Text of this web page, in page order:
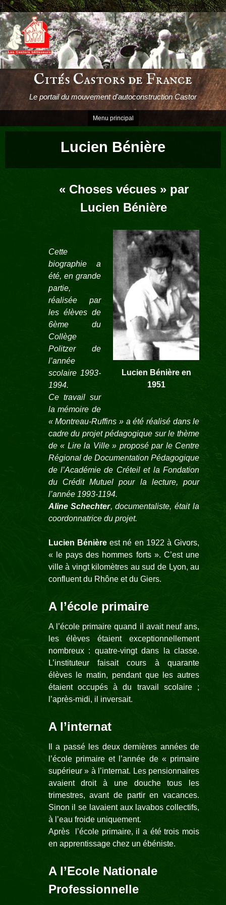
1
Passer
le
contenu
Cités Castors de France
Le portail du mouvement d'autoconstruction Castor
Menu principal
Lucien Bénière
« Choses vécues » par
Lucien Bénière
Lucien Bénière en
1951
Cette
biographie a
été, en grande
partie,
réalisée par
les élèves de
6ème du
Collège
Politzer de
l’année
scolaire 1993-
1994.
Ce travail sur
la mémoire de
« Montreau-Ruffins » a été réalisé dans le
cadre du projet pédagogique sur le thème
de « Lire la Ville » proposé par le Centre
Régional de Documentation Pédagogique
de l’Académie de Créteil et la Fondation
du Crédit Mutuel pour la lecture, pour
l’année 1993-1194.
Aline Schechter, documentaliste, était la
coordonnatrice du projet.
Lucien Bénièreest né en 1922 à Givors,
« le pays des hommes forts ». C’est une
ville à vingt kilomètres au sud de Lyon, au
confluent du Rhône et du Giers.
A l’école primaire
A l’école primaire quand il avait neuf ans,
les élèves étaient exceptionnellement
nombreux : quatre-vingt dans la classe.
L’instituteur faisait cours à quarante
élèves le matin, pendant que les autres
étaient occupés à du travail scolaire ;
l’après-midi, il inversait.
A l’internat
Il a passé les deux dernières années de
l’école primaire et l’année de « primaire
supérieur » à l’internat. Les pensionnaires
avaient droit à une douche tous les
trimestres, avant de partir en vacances.
Sinon il se lavaient aux lavabos collectifs,
à l’eau froide uniquement.
Après l’école primaire, il a été trois mois
en apprentissage chez un ébéniste.
A l’Ecole Nationale
Professionnelle